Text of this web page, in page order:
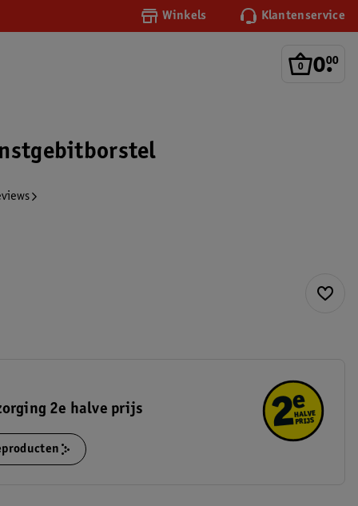
Winkels Klantenservice
0.
00
2e halve prijs